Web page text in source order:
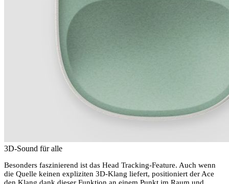
3D-Sound für alle
Besonders faszinierend ist das Head Tracking-Feature. Auch wenn
die Quelle keinen expliziten 3D-Klang liefert, positioniert der Ace